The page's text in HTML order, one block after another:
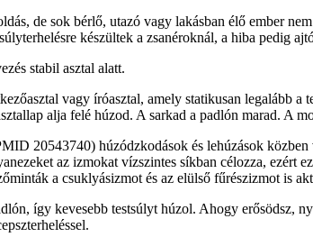
de sok bérlő, utazó vagy lakásban élő ember
készültek a zsanéroknál, a hiba pedig
stabil asztal alatt.
vagy íróasztal, amely statikusan legalább a
alja felé húzod. A sarkad a padlón marad. A
20543740) húzódzkodások és lehúzások
az izmokat vízszintes síkban célozza,
a csuklyásizmot és az elülső fűrészizmot is
így kevesebb testsúlyt húzol. Ahogy erősödsz,